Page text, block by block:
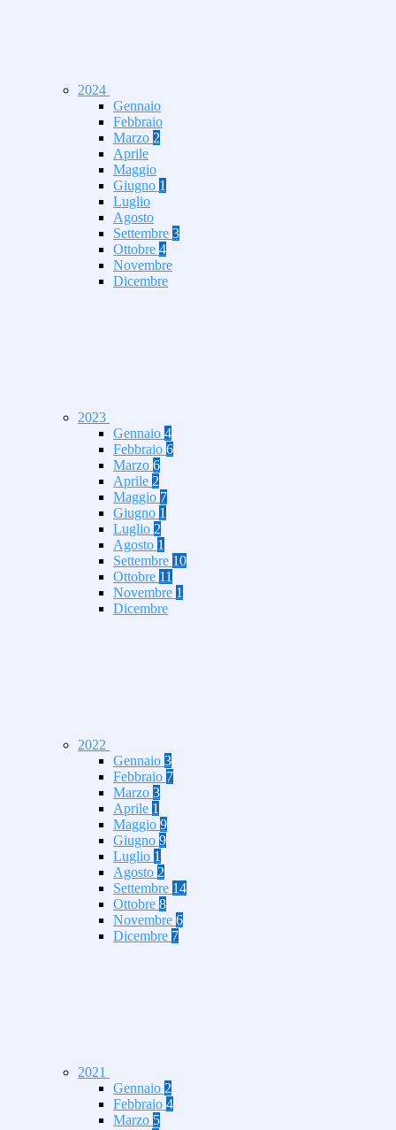
2024
Gennaio
Febbraio
Marzo 2
Aprile
Maggio
Giugno 1
Luglio
Agosto
Settembre 3
Ottobre 4
Novembre
Dicembre
2023
Gennaio 4
Febbraio 6
Marzo 6
Aprile 2
Maggio 7
Giugno 1
Luglio 2
Agosto 1
Settembre 10
Ottobre 11
Novembre 1
Dicembre
2022
Gennaio 3
Febbraio 7
Marzo 3
Aprile 1
Maggio 9
Giugno 9
Luglio 1
Agosto 2
Settembre 14
Ottobre 8
Novembre 6
Dicembre 7
2021
Gennaio 2
Febbraio 4
Marzo 5